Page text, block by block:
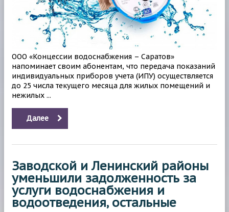
ООО «Концессии водоснабжения – Саратов»
напоминает своим абонентам, что передача показаний
индивидуальных приборов учета (ИПУ) осуществляется
до 25 числа текущего месяца для жилых помещений и
нежилых ...
Далее
Заводской и Ленинский районы
уменьшили задолженность за
услуги водоснабжения и
водоотведения, остальные